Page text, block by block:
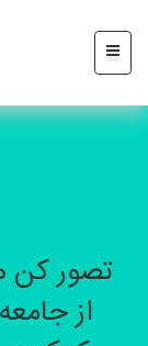
تصور کن
از